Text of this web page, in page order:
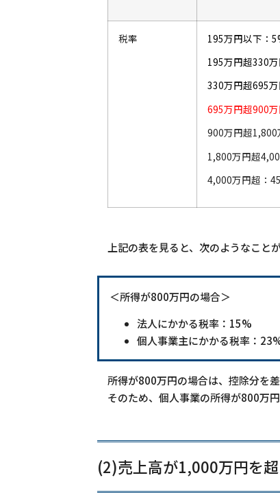
税率
195万円以下：
195万円超330
330万円超695
695万円超900
900万円超1,800
1,800万円超
4,000万円超：
上記の表を見ると、次のようなこと
＜所得が800万円の場合＞
法人にかかる税率：15%
個人事業主にかかる税率：
所得が800万円の場合は、控除分を
そのため、個人事業の所得が800万
(2)売上高が1,000万円を